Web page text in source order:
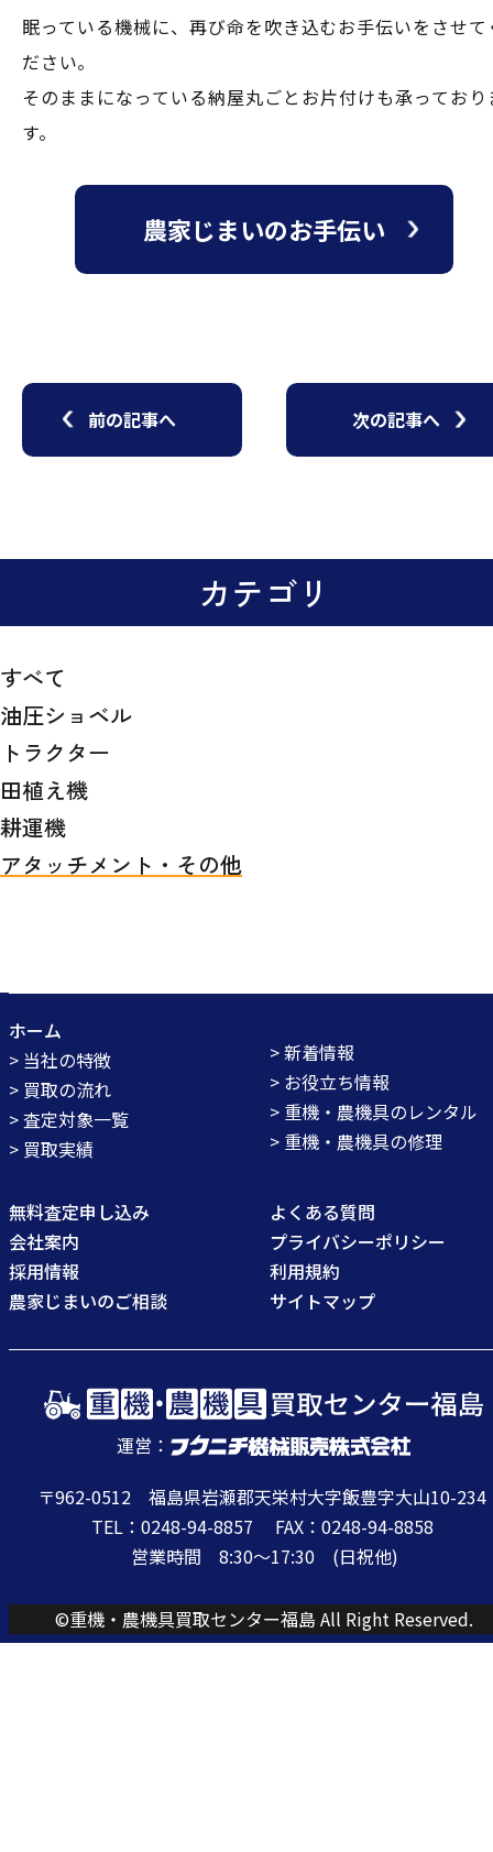
眠っている機械に、再び命を吹き込むお手伝いをさせて
ださい。
そのままになっている納屋丸ごとお片付けも承っており
す。
農家じまいのお手伝い
前の記事へ 次の記事へ
カテゴリ
すべて
油圧ショベル
トラクター
田植え機
耕運機
アタッチメント・その他
ホーム
> 当社の特徴
> 買取の流れ
> 査定対象一覧
> 買取実績
> 新着情報
> お役立ち情報
> 重機・農機具のレンタル
> 重機・農機具の修理
無料査定申し込み
会社案内
採用情報
農家じまいのご相談
よくある質問
プライバシーポリシー
利用規約
サイトマップ
運営：
〒962-0512 福島県岩瀬郡天栄村大字飯豊字大山10-234
TEL：0248-94-8857 FAX：0248-94-8858
営業時間 8:30〜17:30 (日祝他)
©重機・農機具買取センター福島 All Right Reserved.